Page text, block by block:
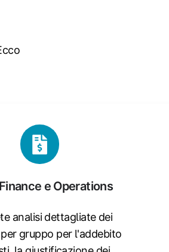
e Operations
analisi dettagliate dei
gruppo per l'addebito